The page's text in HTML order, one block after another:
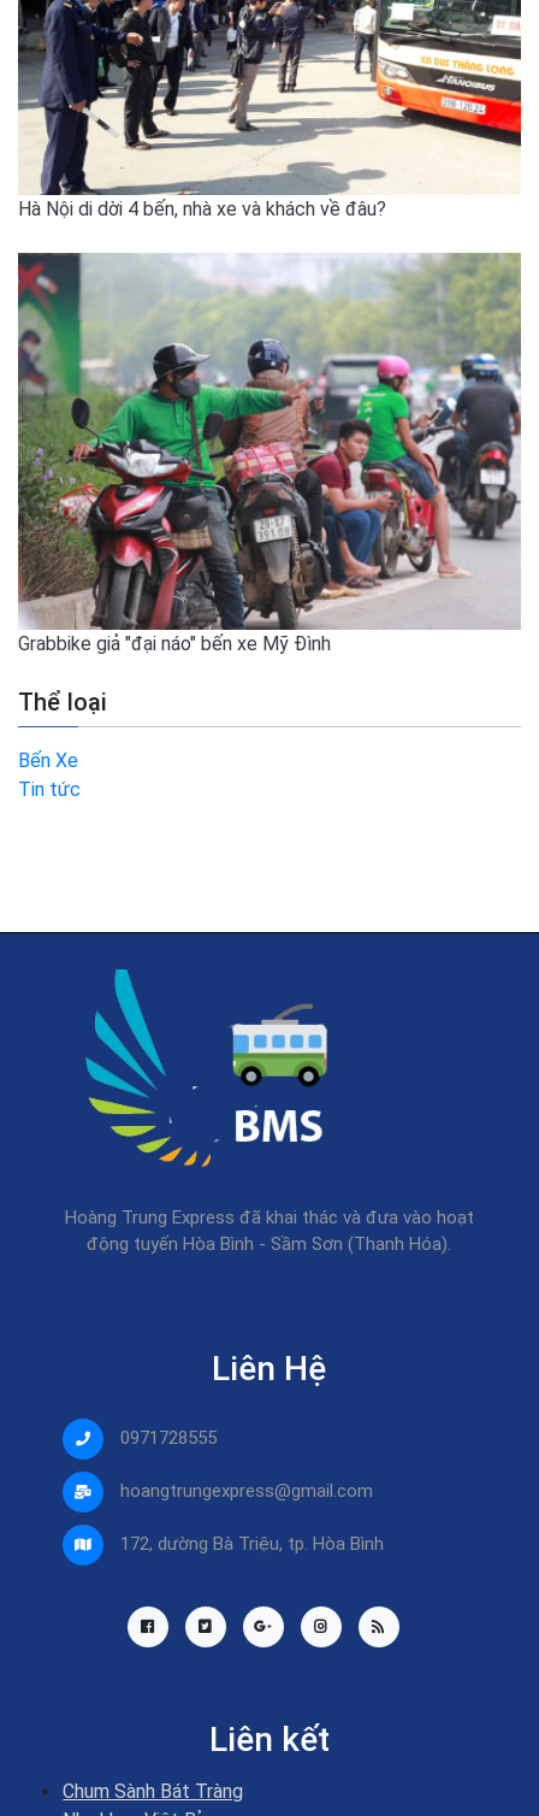
Hà Nội di dời 4 bến, nhà xe và khách về đâu?
Grabbike giả "đại náo" bến xe Mỹ Đình
Thể loại
Bến Xe
Tin tức
Hoàng Trung Express đã khai thác và đưa vào hoạt
động tuyến Hòa Bình - Sầm Sơn (Thanh Hóa).
Liên Hệ
0971728555
hoangtrungexpress@gmail.com
172, dường Bà Triệu, tp. Hòa Bình
Liên kết
Chum Sành Bát Tràng